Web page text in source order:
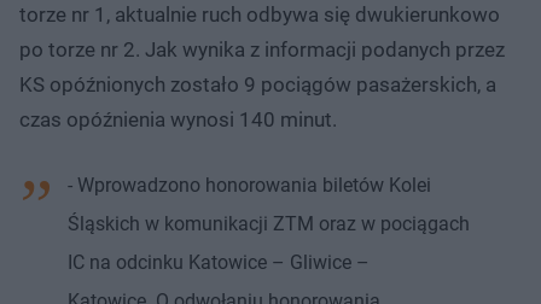
torze nr 1, aktualnie ruch odbywa się dwukierunkowo
po torze nr 2. Jak wynika z informacji podanych przez
KS opóźnionych zostało 9 pociągów pasażerskich, a
czas opóźnienia wynosi 140 minut.
- Wprowadzono honorowania biletów Kolei
Śląskich w komunikacji ZTM oraz w pociągach
IC na odcinku Katowice – Gliwice –